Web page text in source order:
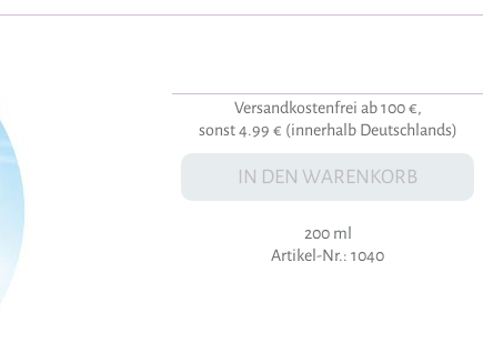
Versandkostenfrei ab 100 €,
sonst 4.99 € (innerhalb Deutschlands)
IN DEN WARENKORB
200 ml
Artikel-Nr.: 1040